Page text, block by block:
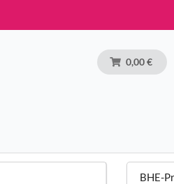
0,00 €
BHE-